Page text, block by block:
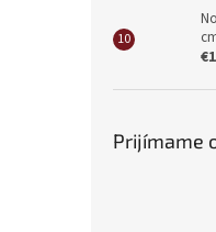
Prijímame